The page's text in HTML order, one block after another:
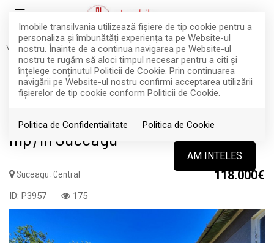
Imobile transilvania utilizează fişiere de tip cookie pentru a
personaliza și îmbunătăți experiența ta pe Website-ul
nostru. Înainte de a continua navigarea pe Website-ul
nostru te rugăm să aloci timpul necesar pentru a citi și
înțelege conținutul Politicii de Cookie. Prin continuarea
navigării pe Website-ul nostru confirmi acceptarea utilizării
fişierelor de tip cookie conform Politicii de Cookie.
Politica de Confidentialitate Politica de Cookie
AM INTELES
Vanzare Case Suceagu Central
Acest anunt nu mai este activ !
Proprietate cu Teren Generos (2608
mp) în Suceagu
Suceagu, Central 118.000€
ID: P3957 175
EXCLUSIVITATE VANDUT